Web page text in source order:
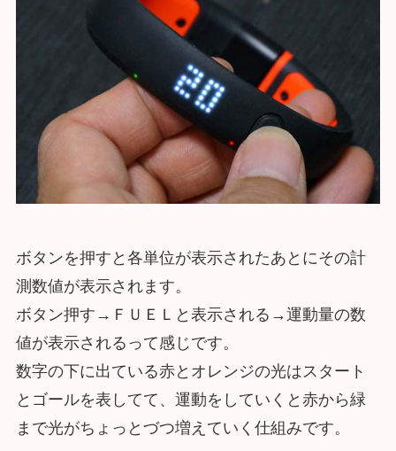
ボタンを押すと各単位が表示されたあとにその計
測数値が表示されます。
ボタン押す→ＦＵＥＬと表示される→運動量の数
値が表示されるって感じです。
数字の下に出ている赤とオレンジの光はスタート
とゴールを表してて、運動をしていくと赤から緑
まで光がちょっとづつ増えていく仕組みです。